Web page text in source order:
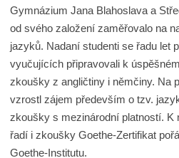
Gymnázium Jana Blahoslava a
od svého založení zaměřovalo na
jazyků. Nadaní studenti se řadu let
vyučujících připravovali k
zkoušky z angličtiny i němčiny. Na
vzrostl zájem především o tzv.
zkoušky s mezinárodní platností.
řadí i zkoušky Goethe-Zertifikat
Goethe-Institutu.